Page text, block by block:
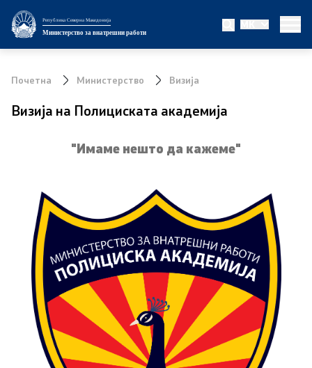
Република Северна Македонија
Министерство за внатрешни работи
MK
Министерство
Биро за јавна безбедност
Внатрешна контрола
Дисциплински и судски постапки
Правни работи
Меѓународна соработка
Почетна Министерство Визија
Визија на Полициската академија
"Имаме нешто да кажеме"